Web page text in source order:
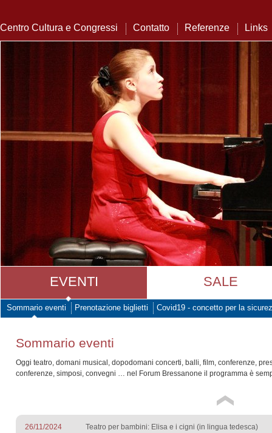
Centro Cultura e Congressi Contatto Referenze Links
EVENTI SALE
Sommario eventi Prenotazione biglietti Covid19 - concetto per la
Sommario eventi
Oggi teatro, domani musical, dopodomani concerti, balli, film, conferenze,
conferenze, simposi, convegni … nel Forum Bressanone il programma è
26/11/2024 Teatro per bambini: Elisa e i cigni (in lingua tedesca)